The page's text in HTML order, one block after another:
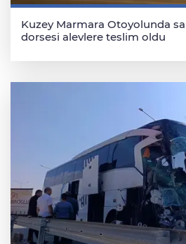
Kuzey Marmara Otoyolunda
dorsesi alevlere teslim oldu